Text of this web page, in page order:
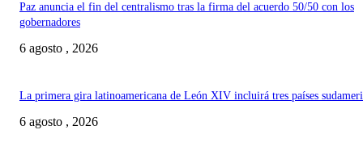
Paz anuncia el fin del centralismo tras la firma del acuerdo 50/50 con los
gobernadores
6 agosto , 2026
La primera gira latinoamericana de León XIV incluirá tres países
6 agosto , 2026